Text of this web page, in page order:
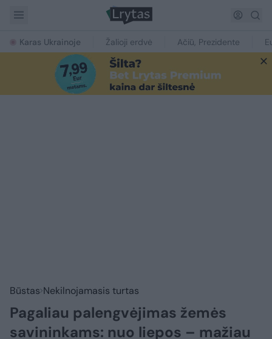
Karas Ukrainoje Žalioji erdvė Ačiū, Prezidente
Būstas Nekilnojamasis turtas
Pagaliau palengvėjimas žemės
savininkams: nuo liepos – mažiau